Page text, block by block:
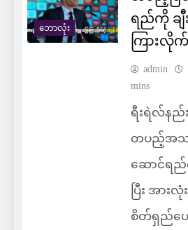
ဘောလုံး
ရည်ကို ချီ
ကြား
admin
mins
ရီးရဲလ်န
တပည့်အသ
ဆောင်ရ
ပြီး အား
စိတ်ရှည်ပ